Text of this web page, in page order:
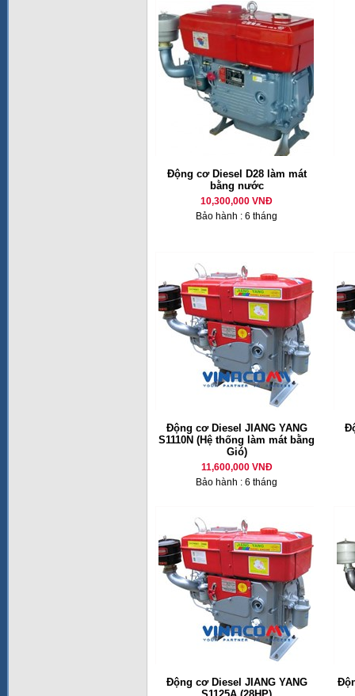
Động cơ Diesel D28 làm mát
bằng nước
10,300,000 VNĐ
Bảo hành : 6 tháng
Động cơ Diesel JIANG YANG
S1110N (Hệ thống làm mát bằng
Gió)
11,600,000 VNĐ
Bảo hành : 6 tháng
Động cơ Diesel JIANG YANG